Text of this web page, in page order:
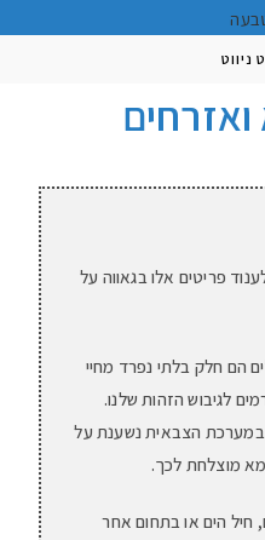
ניווט
פריטים אלו בגאווה על
הם חלק בלתי נפרד מחיי
לגיבוש הזהות שלנו.
הצבאית נשענת על
מוצלחת לכך.
חיל הים או בתחום אחר